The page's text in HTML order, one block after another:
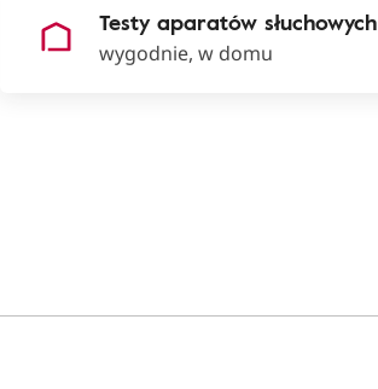
Testy aparatów słuchowych
wygodnie, w domu